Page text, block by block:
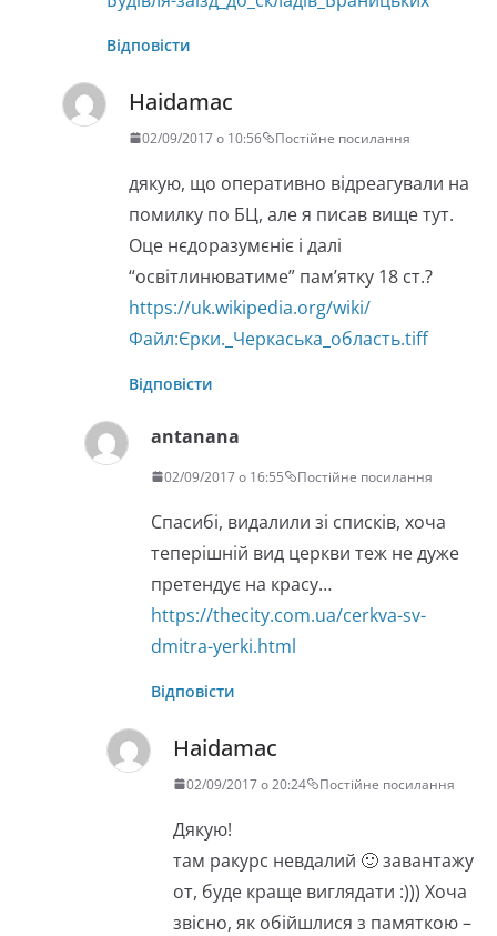
Відповісти
Haidamac
02/09/2017 о 10:56 Постійне посилання
дякую, що оперативно відреагували на
помилку по БЦ, але я писав вище тут.
Оце нєдоразумєніє і далі
“освітлинюватиме” пам’ятку 18 ст.?
https://uk.wikipedia.org/wiki/
Файл:Єрки._Черкаська_область.tiff
Відповісти
antanana
02/09/2017 о 16:55 Постійне посилання
Спасибі, видалили зі списків, хоча
теперішній вид церкви теж не дуже
претендує на красу…
https://thecity.com.ua/cerkva-sv-
dmitra-yerki.html
Відповісти
Haidamac
02/09/2017 о 20:24 Постійне посилання
Дякую!
там ракурс невдалий 🙂 завантажу
от, буде краще виглядати :))) Хоча
звісно, як обійшлися з памяткою –